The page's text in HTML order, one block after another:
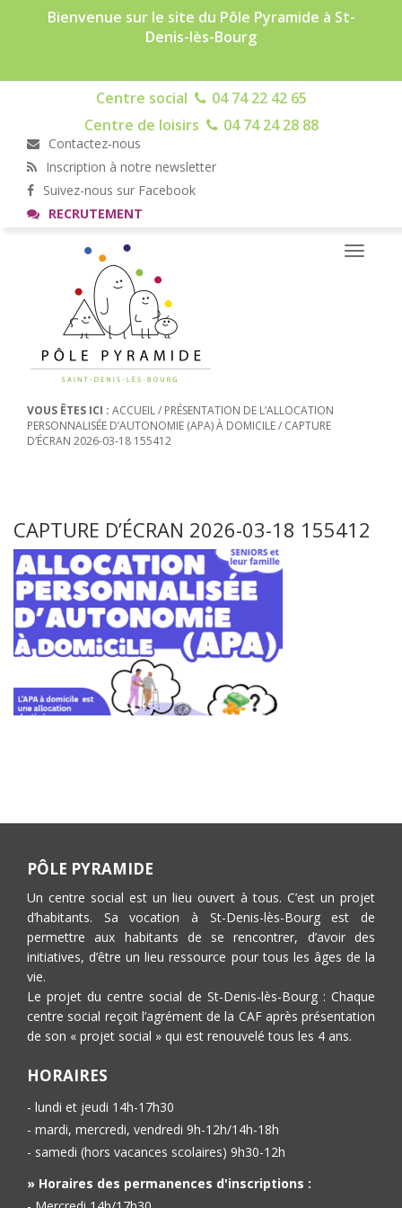
Bienvenue sur le site du Pôle Pyramide à St-
Denis-lès-Bourg
Centre social
04 74 22 42 65
Centre de loisirs
04 74 24 28 88
Contactez-nous
Inscription à notre newsletter
Suivez-nous sur Facebook
RECRUTEMENT
Toggle
VOUS ÊTES ICI : ACCUEIL/ PRÉSENTATION DE L’ALLOCATION
PERSONNALISÉE D’AUTONOMIE (APA) À DOMICILE/ CAPTURE
D’ÉCRAN 2026-03-18 155412
CAPTURE D’ÉCRAN 2026-03-18 155412
PÔLE PYRAMIDE
Un centre social est un lieu ouvert à tous. C’est un projet
d’habitants. Sa vocation à St-Denis-lès-Bourg est de
permettre aux habitants de se rencontrer, d’avoir des
initiatives, d’être un lieu ressource pour tous les âges de la
vie.
Le projet du centre social de St-Denis-lès-Bourg : Chaque
centre social reçoit l’agrément de la CAF après présentation
de son « projet social » qui est renouvelé tous les 4 ans.
HORAIRES
- lundi et jeudi 14h-17h30
- mardi, mercredi, vendredi 9h-12h/14h-18h
- samedi (hors vacances scolaires) 9h30-12h
» Horaires des permanences d'inscriptions :